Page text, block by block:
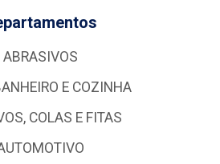
ABRASIVOS
E COZINHA
COLAS E FITAS